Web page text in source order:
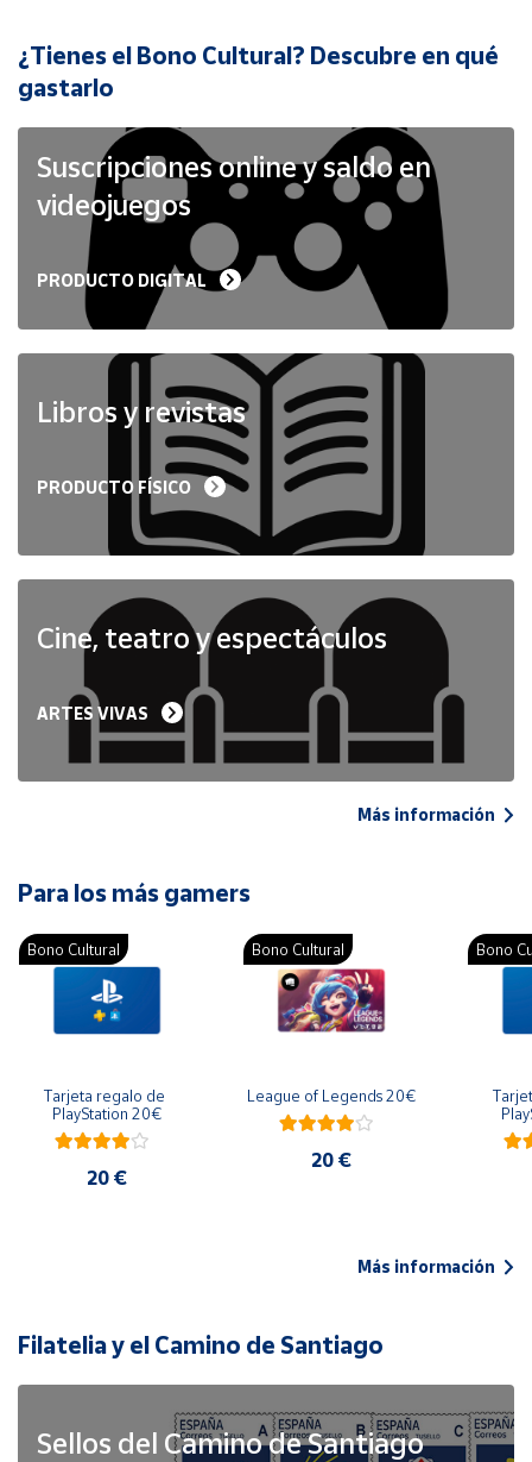
Cuenta
Ubicación
Península
Baleares
Melilla
¿Tienes el Bono Cultural? Descubre en qué
gastarlo
Suscripciones online y saldo en
videojuegos
PRODUCTO DIGITAL
Libros y revistas
PRODUCTO FÍSICO
Cine, teatro y espectáculos
ARTES VIVAS
Más información
Para los más gamers
Bono Cultural
Tarjeta regalo de
PlayStation 20€
20 €
Bono Cultural
League of Legends 20€
20 €
Bono
Más información
Filatelia y el Camino de Santiago
Sellos del Camino de Santiago